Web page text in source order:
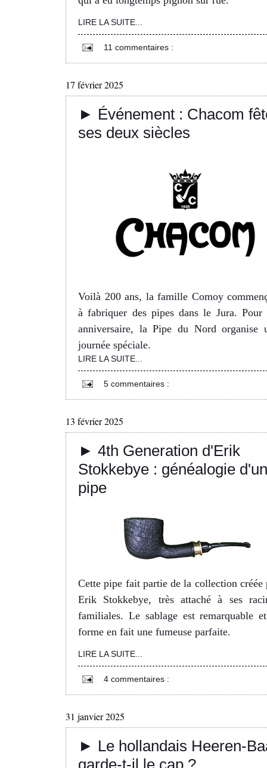
LIRE LA SUITE...
11 commentaires :
17 février 2025
► Événement : Chacom
ses deux siècles
Voilà 200 ans, la famille Comoy
à fabriquer des pipes dans le Jura. Pour
anniversaire, la Pipe du Nord organise
journée spéciale.
LIRE LA SUITE...
5 commentaires :
13 février 2025
► 4th Generation d'Erik
Stokkebye : généalogie
pipe
Cette pipe fait partie de la collection créée
Erik Stokkebye, très attaché à ses
familiales. Le sablage est remarquable
forme en fait une fumeuse parfaite.
LIRE LA SUITE...
4 commentaires :
31 janvier 2025
► Le hollandais Heeren-
garde-t-il le cap ?